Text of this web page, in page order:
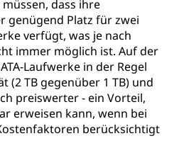
dass ihre
genügend Platz für zwei
verfügt, was je nach
immer möglich ist. Auf der
Laufwerke in der Regel
(2 TB gegenüber 1 TB) und
preiswerter - ein Vorteil,
erweisen kann, wenn bei
berücksichtigt